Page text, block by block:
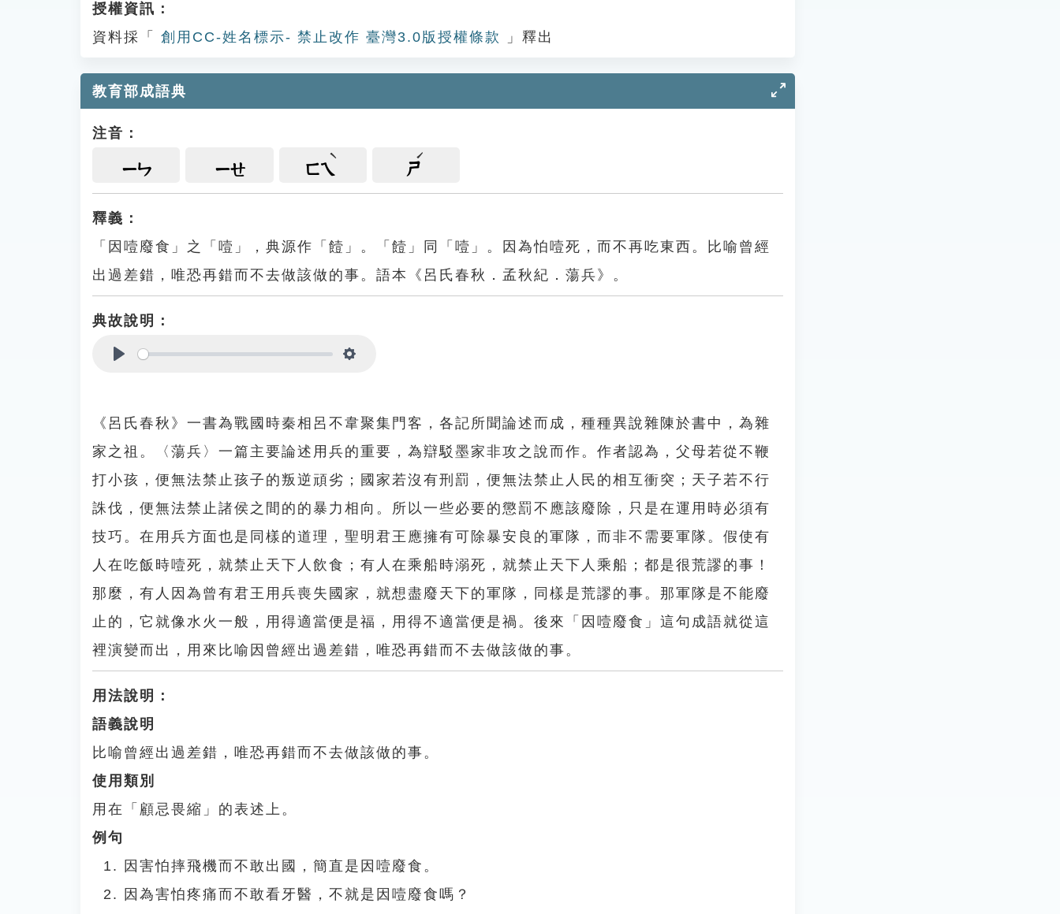
授權資訊：
資料採「
創用CC-姓名標示- 禁止改作 臺灣3.0版授權條款 」釋出
教育部成語典
注音：
ㄧㄣ ㄧㄝ ㄈㄟ ㄕ
釋義：
「因噎廢食」之「噎」，典源作「饐」。「饐」同「噎」。因為怕噎死，而不再吃東西。比喻曾經
出過差錯，唯恐再錯而不去做該做的事。語本《呂氏春秋．孟秋紀．蕩兵》。
典故說明：
《呂氏春秋》一書為戰國時秦相呂不韋聚集門客，各記所聞論述而成，種種異說雜陳於書中，為雜
家之祖。〈蕩兵〉一篇主要論述用兵的重要，為辯駁墨家非攻之說而作。作者認為，父母若從不鞭
打小孩，便無法禁止孩子的叛逆頑劣；國家若沒有刑罰，便無法禁止人民的相互衝突；天子若不行
誅伐，便無法禁止諸侯之間的的暴力相向。所以一些必要的懲罰不應該廢除，只是在運用時必須有
技巧。在用兵方面也是同樣的道理，聖明君王應擁有可除暴安良的軍隊，而非不需要軍隊。假使有
人在吃飯時噎死，就禁止天下人飲食；有人在乘船時溺死，就禁止天下人乘船；都是很荒謬的事！
那麼，有人因為曾有君王用兵喪失國家，就想盡廢天下的軍隊，同樣是荒謬的事。那軍隊是不能廢
止的，它就像水火一般，用得適當便是福，用得不適當便是禍。後來「因噎廢食」這句成語就從這
裡演變而出，用來比喻因曾經出過差錯，唯恐再錯而不去做該做的事。
用法說明：
語義說明
比喻曾經出過差錯，唯恐再錯而不去做該做的事。
使用類別
用在「顧忌畏縮」的表述上。
例句
因害怕摔飛機而不敢出國，簡直是因噎廢食。
因為害怕疼痛而不敢看牙醫，不就是因噎廢食嗎？